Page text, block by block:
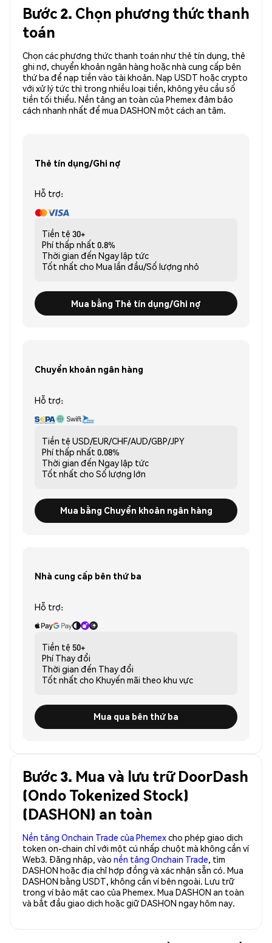
Bước 2. Chọn phương thức thanh
toán
Chọn các phương thức thanh toán như thẻ tín dụng, thẻ
ghi nợ, chuyển khoản ngân hàng hoặc nhà cung cấp bên
thứ ba để nạp tiền vào tài khoản. Nạp USDT hoặc crypto
với xử lý tức thì trong nhiều loại tiền, không yêu cầu số
tiền tối thiểu. Nền tảng an toàn của Phemex đảm bảo
cách nhanh nhất để mua DASHON một cách an tâm.
Thẻ tín dụng/Ghi nợ
Hỗ trợ:
Tiền tệ 30+
Phí thấp nhất 0.8%
Thời gian đến Ngay lập tức
Tốt nhất cho Mua lần đầu/Số lượng nhỏ
Mua bằng Thẻ tín dụng/Ghi nợ
Chuyển khoản ngân hàng
Hỗ trợ:
Tiền tệ USD/EUR/CHF/AUD/GBP/JPY
Phí thấp nhất 0.08%
Thời gian đến Ngay lập tức
Tốt nhất cho Số lượng lớn
Mua bằng Chuyển khoản ngân hàng
Nhà cung cấp bên thứ ba
Hỗ trợ:
Tiền tệ 50+
Phí Thay đổi
Thời gian đến Thay đổi
Tốt nhất cho Khuyến mãi theo khu vực
Mua qua bên thứ ba
Bước 3. Mua và lưu trữ DoorDash
(Ondo Tokenized Stock)
(DASHON) an toàn
Nền tảng Onchain Trade của Phemexcho phép giao dịch
token on-chain chỉ với một cú nhấp chuột mà không cần ví
Web3. Đăng nhập, vào nền tảng Onchain Trade, tìm
DASHON hoặc địa chỉ hợp đồng và xác nhận sẵn có. Mua
DASHON bằng USDT, không cần ví bên ngoài. Lưu trữ
trong ví bảo mật cao của Phemex. Mua DASHON an toàn
và bắt đầu giao dịch hoặc giữ DASHON ngay hôm nay.